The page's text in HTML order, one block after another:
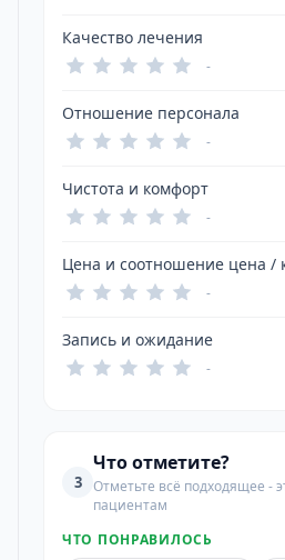
Качество лечения
-
Отношение персонала
-
Чистота и комфорт
-
Цена и соотношение цена /
-
Запись и ожидание
-
3
Что отметите?
Отметьте всё подходящее -
пациентам
ЧТО ПОНРАВИЛОСЬ